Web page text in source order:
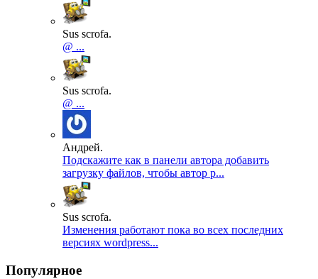
Sus scrofa.
@ ...
Sus scrofa.
@ ...
Андрей.
Подскажите как в панели автора добавить
загрузку файлов, чтобы автор р...
Sus scrofa.
Изменения работают пока во всех последних
версиях wordpress...
Популярное